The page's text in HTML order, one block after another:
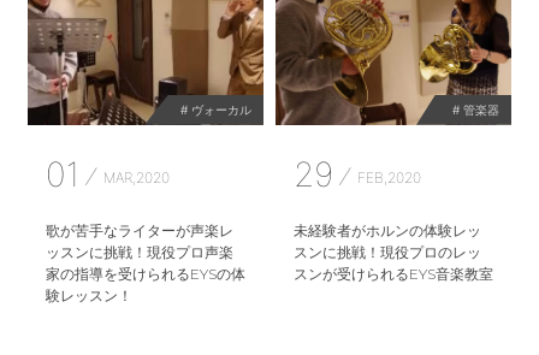
# ヴォーカル
01 MAR,2020
歌が苦手なライターが声楽レ
ッスンに挑戦！現役プロ声楽
家の指導を受けられるEYSの体
験レッスン！
# 管楽器
29 FEB,2020
未経験者がホルンの体験レッ
スンに挑戦！現役プロのレッ
スンが受けられるEYS音楽教室